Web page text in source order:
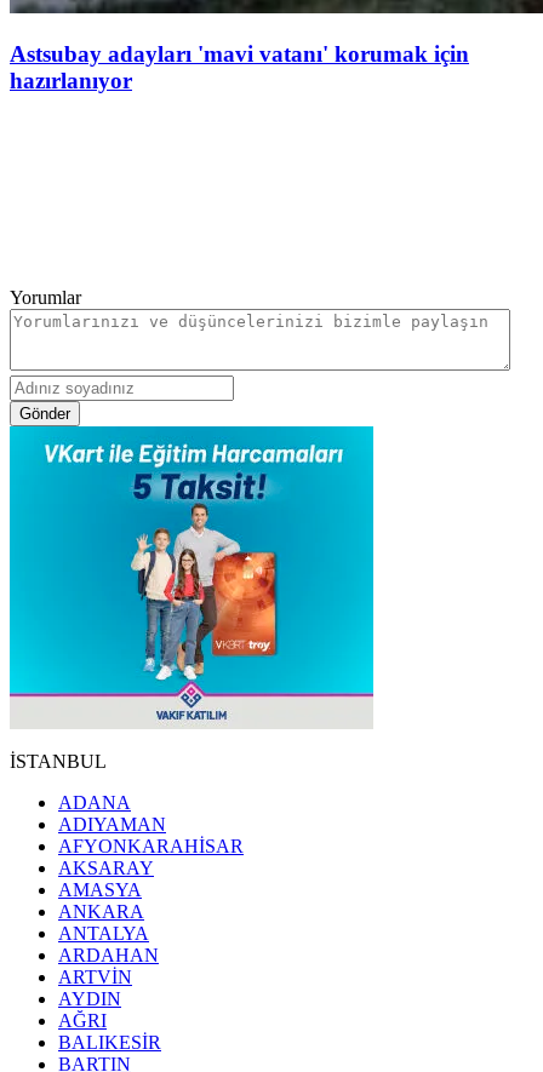
Astsubay adayları 'mavi vatanı' korumak için
hazırlanıyor
Yorumlar
Gönder
İSTANBUL
ADANA
ADIYAMAN
AFYONKARAHİSAR
AKSARAY
AMASYA
ANKARA
ANTALYA
ARDAHAN
ARTVİN
AYDIN
AĞRI
BALIKESİR
BARTIN